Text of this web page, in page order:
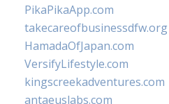
PikaPikaApp.com
takecareofbusinessdfw.org
HamadaOfJapan.com
VersifyLifestyle.com
kingscreekadventures.com
antaeuslabs.com